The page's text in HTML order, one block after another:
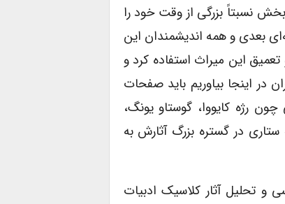
نسبتاً بزرگی از وقت خود را
بعدی و همه اندیشمندان این
این میراث استفاده کرد و
در اینجا بیاوریم باید صفحات
رژه کایووا، گوستاو یونگ،
ستاری در گستره بزرگ آثارش به
و تحلیل آثار کلاسیک ادبیات